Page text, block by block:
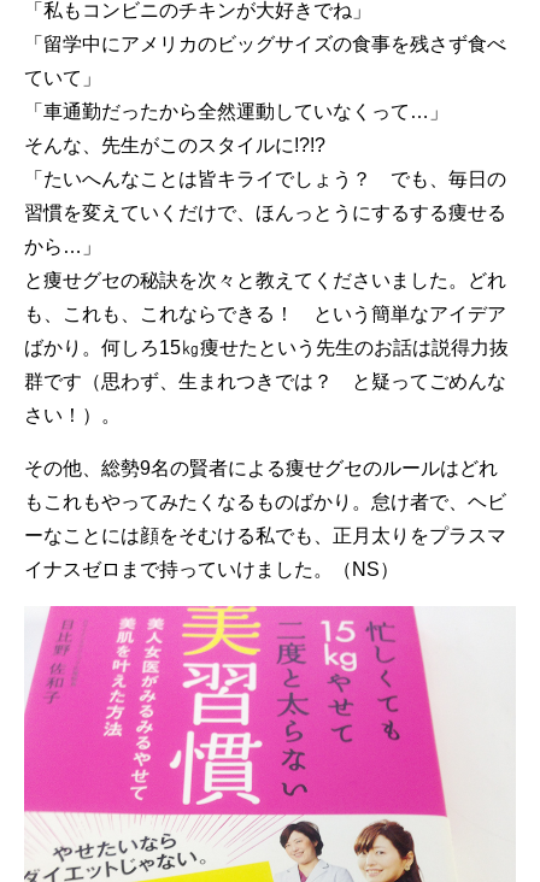
「私もコンビニのチキンが大好きでね」
「留学中にアメリカのビッグサイズの食事を残さず食べ
ていて」
「車通勤だったから全然運動していなくって…」
そんな、先生がこのスタイルに!?!?
「たいへんなことは皆キライでしょう？ でも、毎日の
習慣を変えていくだけで、ほんっとうにするする痩せる
から…」
と痩せグセの秘訣を次々と教えてくださいました。どれ
も、これも、これならできる！ という簡単なアイデア
ばかり。何しろ15㎏痩せたという先生のお話は説得力抜
群です（思わず、生まれつきでは？ と疑ってごめんな
さい！）。
その他、総勢9名の賢者による痩せグセのルールはどれ
もこれもやってみたくなるものばかり。怠け者で、ヘビ
ーなことには顔をそむける私でも、正月太りをプラスマ
イナスゼロまで持っていけました。（NS）